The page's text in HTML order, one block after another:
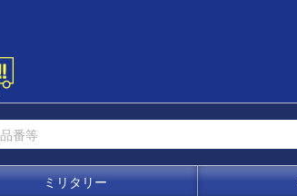
ミリタリー